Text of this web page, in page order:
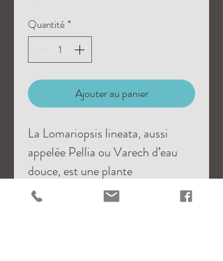
Quantité*
Ajouter au panier
La Lomariopsis lineata, aussi
appelée Pellia ou Varech d’eau
douce, est une plante
buissonnante qui peut être fixée